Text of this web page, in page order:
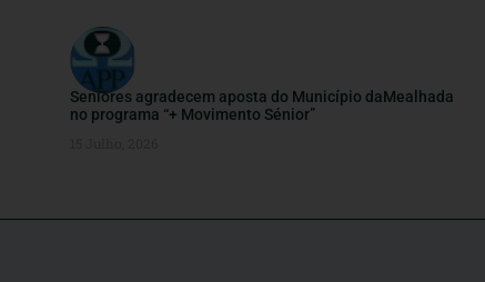
Seniores agradecem aposta do Município daMealhada
no programa “+ Movimento Sénior”